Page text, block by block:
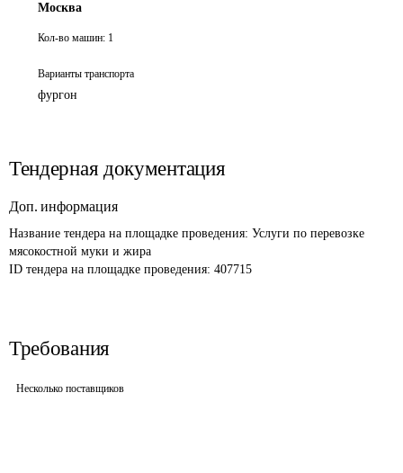
Москва
Кол-во машин: 1
Варианты транспорта
фургон
Тендерная документация
Доп. информация
Название тендера на площадке проведения: Услуги по перевозке
ID тендера на площадке проведения: 407715
Требования
Несколько поставщиков